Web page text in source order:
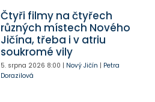
Čtyři filmy na čtyřech
různých místech Nového
Jičína, třeba i v atriu
soukromé vily
5. srpna 2026 8:00 | Nový Jičín | Petra
Dorazilová